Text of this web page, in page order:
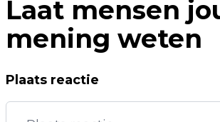
Laat mensen
mening weten
Plaats reactie